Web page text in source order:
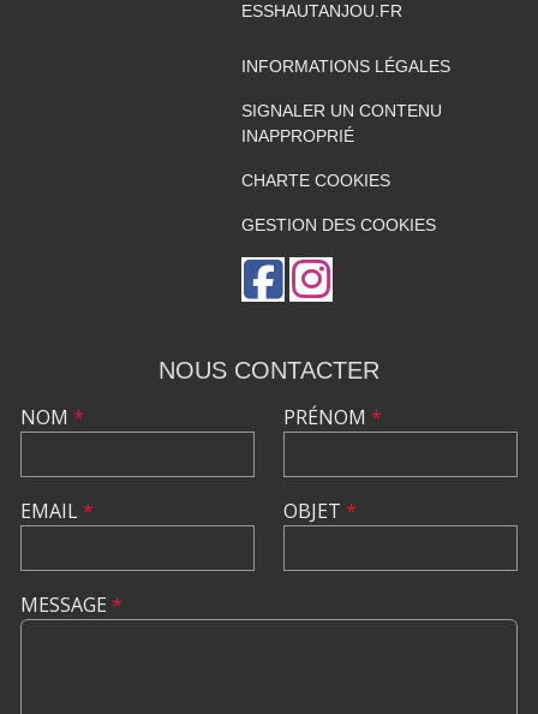
ESSHAUTANJOU.FR
INFORMATIONS LÉGALES
SIGNALER UN CONTENU
INAPPROPRIÉ
CHARTE COOKIES
GESTION DES COOKIES
NOUS CONTACTER
NOM *
EMAIL*
PRÉNOM *
OBJET *
MESSAGE *